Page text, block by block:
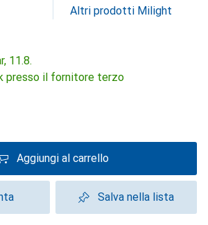
Altri prodotti Milight
11.8.
presso il fornitore terzo
Aggiungi al carrello
Salva nella lista